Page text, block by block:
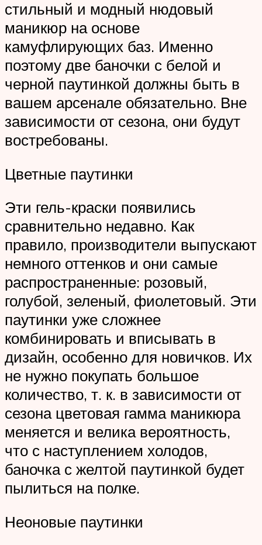
стильный и модный нюдовый
маникюр на основе
камуфлирующих баз. Именно
поэтому две баночки с белой и
черной паутинкой должны быть в
вашем арсенале обязательно. Вне
зависимости от сезона, они будут
востребованы.
Цветные паутинки
Эти гель-краски появились
сравнительно недавно. Как
правило, производители выпускают
немного оттенков и они самые
распространенные: розовый,
голубой, зеленый, фиолетовый. Эти
паутинки уже сложнее
комбинировать и вписывать в
дизайн, особенно для новичков. Их
не нужно покупать большое
количество, т. к. в зависимости от
сезона цветовая гамма маникюра
меняется и велика вероятность,
что с наступлением холодов,
баночка с желтой паутинкой будет
пылиться на полке.
Неоновые паутинки